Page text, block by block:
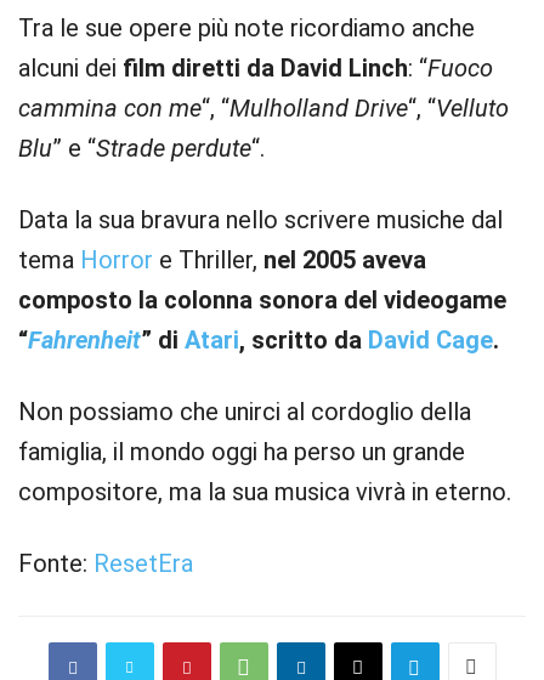
Tra le sue opere più note ricordiamo anche
alcuni dei film diretti da David Linch: “Fuoco
cammina con me“, “Mulholland Drive“, “Velluto
Blu” e “Strade perdute“.
Data la sua bravura nello scrivere musiche dal
tema Horror e Thriller, nel 2005 aveva
composto la colonna sonora del videogame
“Fahrenheit” di Atari, scritto da David Cage.
Non possiamo che unirci al cordoglio della
famiglia, il mondo oggi ha perso un grande
compositore, ma la sua musica vivrà in eterno.
Fonte: ResetEra